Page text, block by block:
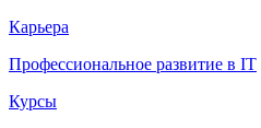
Карьера
Профессиональное развитие в IT
Курсы